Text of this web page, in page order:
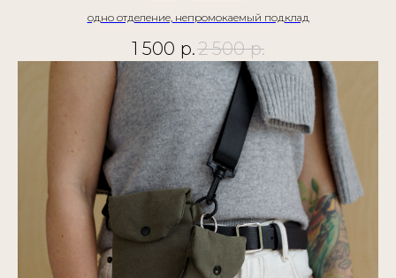
одно отделение, непромокаемый подклад
1 500 р.2 500 р.